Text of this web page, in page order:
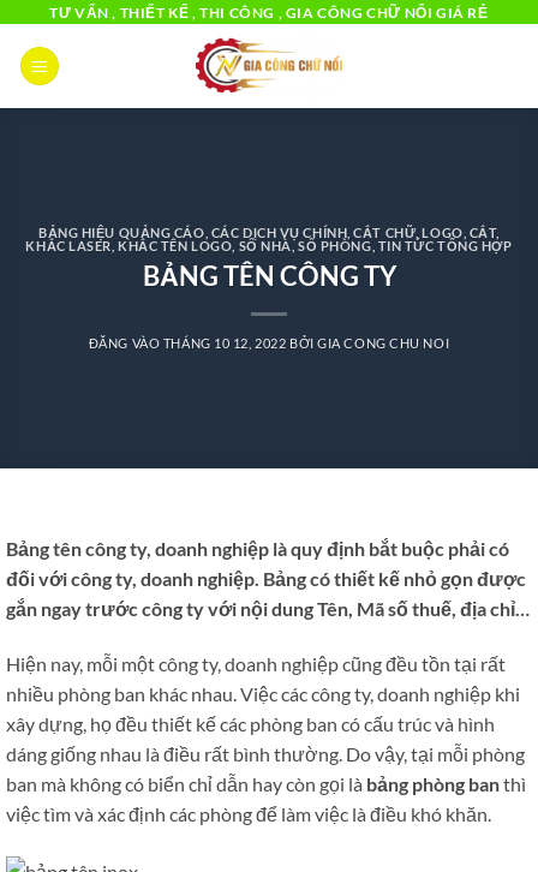
qua
nội
dung
TƯ VẤN , THIẾT KẾ , THI CÔNG , GIA CÔNG CHỮ NỔI GIÁ RẺ
BẢNG HIỆU QUẢNG CÁO CÁC DỊCH VỤ CHÍNH ,CẮT CHỮ, LOGO CẮT,
KHẮC LASER ,KHẮC TÊN LOGO, SỐ NHÀ, SỐ PHÒNG TIN TỨC TỔNG HỢP
BẢNG TÊN CÔNG TY
ĐĂNG VÀO THÁNG 10 12, 2022 BỞIGIA CONG CHU NOI
Bảng tên công ty, doanh nghiệp là quy định bắt buộc phải có
đối với công ty, doanh nghiệp. Bảng có thiết kế nhỏ gọn được
gắn ngay trước công ty với nội dung Tên, Mã số thuế, địa chỉ…
Hiện nay, mỗi một công ty, doanh nghiệp cũng đều tồn tại rất
nhiều phòng ban khác nhau. Việc các công ty, doanh nghiệp khi
xây dựng, họ đều thiết kế các phòng ban có cấu trúc và hình
dáng giống nhau là điều rất bình thường. Do vậy, tại mỗi phòng
ban mà không có biển chỉ dẫn hay còn gọi là bảng phòng banthì
việc tìm và xác định các phòng để làm việc là điều khó khăn.